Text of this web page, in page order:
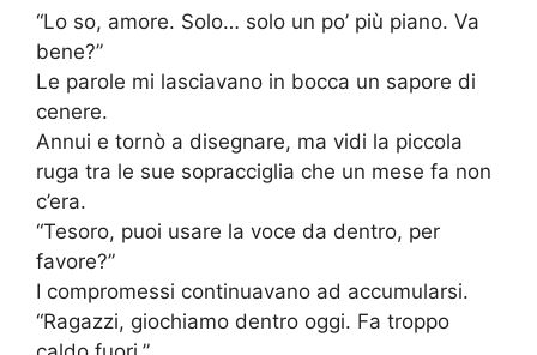
“Lo so, amore. Solo… solo un po’ più piano. Va
bene?”
Le parole mi lasciavano in bocca un sapore di
cenere.
Annui e tornò a disegnare, ma vidi la piccola
ruga tra le sue sopracciglia che un mese fa non
c’era.
“Tesoro, puoi usare la voce da dentro, per
favore?”
I compromessi continuavano ad accumularsi.
“Ragazzi, giochiamo dentro oggi. Fa troppo